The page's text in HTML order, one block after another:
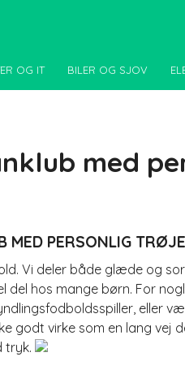
OG IT BILER OG SJOV
med
MED PERSONLIG TRØJE
Vi deler både glæde og
del hos mange børn. For
eller
godt virke som en lang vej
tryk.